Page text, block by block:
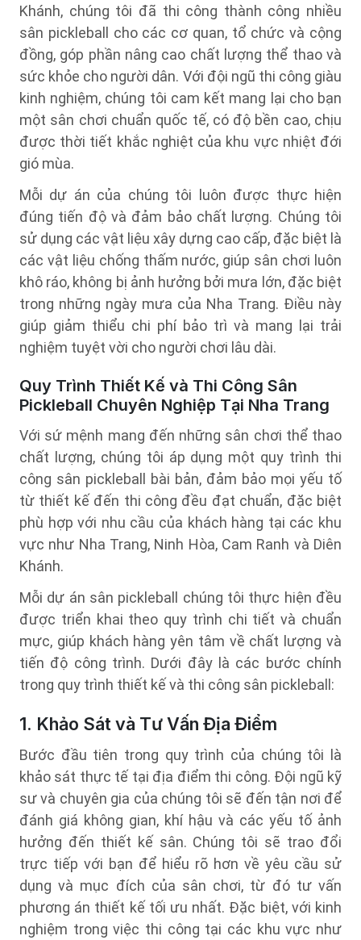
Khánh, chúng tôi đã thi công thành công nhiều
sân pickleball cho các cơ quan, tổ chức và cộng
đồng, góp phần nâng cao chất lượng thể thao và
sức khỏe cho người dân. Với đội ngũ thi công giàu
kinh nghiệm, chúng tôi cam kết mang lại cho bạn
một sân chơi chuẩn quốc tế, có độ bền cao, chịu
được thời tiết khắc nghiệt của khu vực nhiệt đới
gió mùa.
Mỗi dự án của chúng tôi luôn được thực hiện
đúng tiến độ và đảm bảo chất lượng. Chúng tôi
sử dụng các vật liệu xây dựng cao cấp, đặc biệt là
các vật liệu chống thấm nước, giúp sân chơi luôn
khô ráo, không bị ảnh hưởng bởi mưa lớn, đặc biệt
trong những ngày mưa của Nha Trang. Điều này
giúp giảm thiểu chi phí bảo trì và mang lại trải
nghiệm tuyệt vời cho người chơi lâu dài.
Quy Trình Thiết Kế và Thi Công Sân
Pickleball Chuyên Nghiệp Tại Nha Trang
Với sứ mệnh mang đến những sân chơi thể thao
chất lượng, chúng tôi áp dụng một quy trình thi
công sân pickleball bài bản, đảm bảo mọi yếu tố
từ thiết kế đến thi công đều đạt chuẩn, đặc biệt
phù hợp với nhu cầu của khách hàng tại các khu
vực như Nha Trang, Ninh Hòa, Cam Ranh và Diên
Khánh.
Mỗi dự án sân pickleball chúng tôi thực hiện đều
được triển khai theo quy trình chi tiết và chuẩn
mực, giúp khách hàng yên tâm về chất lượng và
tiến độ công trình. Dưới đây là các bước chính
trong quy trình thiết kế và thi công sân pickleball:
1. Khảo Sát và Tư Vấn Địa Điểm
Bước đầu tiên trong quy trình của chúng tôi là
khảo sát thực tế tại địa điểm thi công. Đội ngũ kỹ
sư và chuyên gia của chúng tôi sẽ đến tận nơi để
đánh giá không gian, khí hậu và các yếu tố ảnh
hưởng đến thiết kế sân. Chúng tôi sẽ trao đổi
trực tiếp với bạn để hiểu rõ hơn về yêu cầu sử
dụng và mục đích của sân chơi, từ đó tư vấn
phương án thiết kế tối ưu nhất. Đặc biệt, với kinh
nghiệm trong việc thi công tại các khu vực như